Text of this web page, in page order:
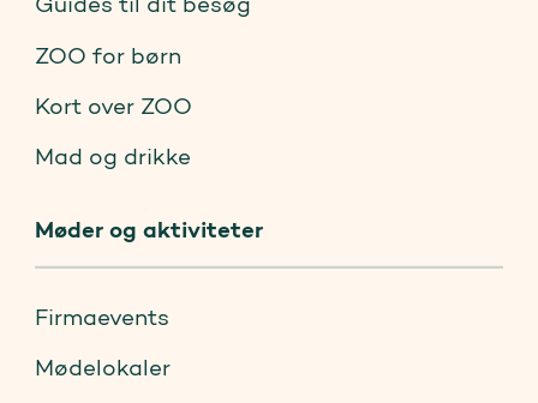
ZOO for børn
Kort over ZOO
Mad og drikke
Møder og aktiviteter
Firmaevents
Mødelokaler